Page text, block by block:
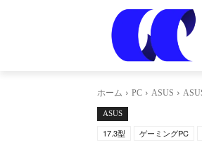
ホーム PC ASUS
ASUS
17.3型 ゲーミングPC